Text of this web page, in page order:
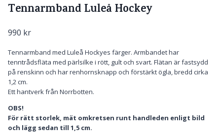
Tennarmband Luleå Hockey
990 kr
Tennarmband med Luleå Hockyes färger. Armbandet har
tenntrådsfläta med pärlsilke i rött, gult och svart. Flätan är fastsydd
på renskinn och har renhornsknapp och förstärkt ögla, bredd cirka
1,2 cm.
Ett hantverk från Norrbotten.
OBS!
För rätt storlek, mät omkretsen runt handleden enligt bild
och lägg sedan till 1,5 cm.